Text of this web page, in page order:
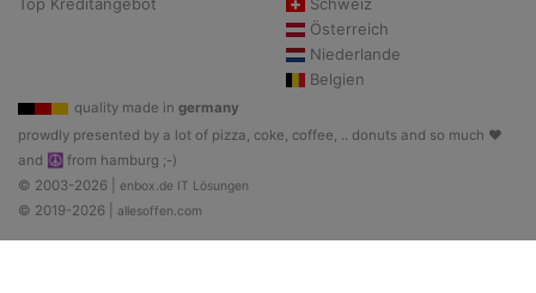
Österreich
Niederlande
Belgien
quality made in germany
prowdly presented by a lot of pizza, coke, coffee, .. donuts and so much ♥
and ☮ from hamburg ;-)
© 2003-2026 | enbox.de IT Lösungen
© 2019-2026 | allesoffen.com